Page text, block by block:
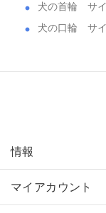
犬の首輪 サ
犬の口輪 サ
情報
マイアカウント